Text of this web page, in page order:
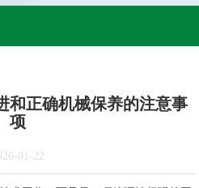
和正确机械保养的注意事
项
01-22